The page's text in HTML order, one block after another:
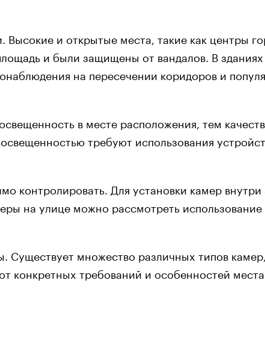
и открытые места, такие как центры
и были защищены от вандалов. В
на пересечении коридоров и
в месте расположения, тем
требуют использования
контролировать. Для установки камер
на улице можно рассмотреть
множество различных типов
конкретных требований и особенностей места